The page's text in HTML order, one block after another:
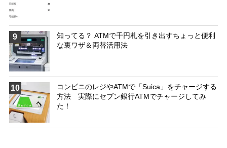
9
知ってる？ ATMで千円札を引き出すちょっと便利
な裏ワザ＆両替活用法
10
コンビニのレジやATMで「Suica」をチャージする
方法 実際にセブン銀行ATMでチャージしてみ
た！